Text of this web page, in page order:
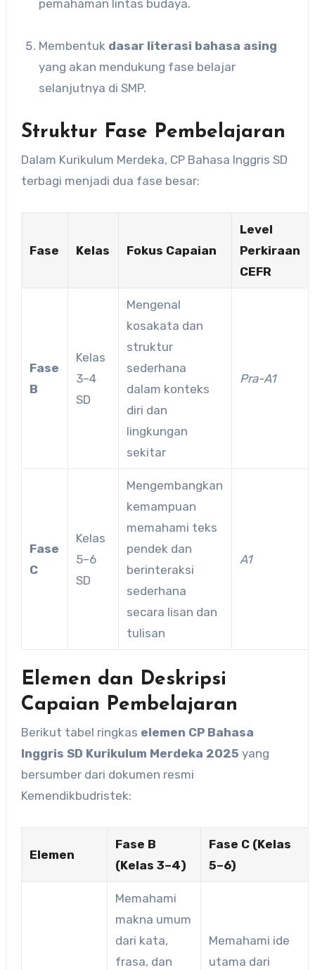
pemahaman lintas budaya.
Membentuk dasar literasi bahasa asing
yang akan mendukung fase belajar
selanjutnya di SMP.
Struktur Fase Pembelajaran
Dalam Kurikulum Merdeka, CP Bahasa Inggris SD
terbagi menjadi dua fase besar:
Fase Kelas Fokus Capaian
Level
Perkiraan
CEFR
Fase
B
Kelas
3–4
SD
Mengenal
kosakata dan
struktur
sederhana
dalam konteks
diri dan
lingkungan
sekitar
Pra-A1
Fase
C
Kelas
5–6
SD
Mengembangkan
kemampuan
memahami teks
pendek dan
berinteraksi
sederhana
secara lisan dan
tulisan
A1
Elemen dan Deskripsi
Capaian Pembelajaran
Berikut tabel ringkas elemen CP Bahasa
Inggris SD Kurikulum Merdeka 2025 yang
bersumber dari dokumen resmi
Kemendikbudristek:
Elemen
Fase B
(Kelas 3–4)
Fase C (Kelas
5–6)
Memahami
makna umum
dari kata,
frasa, dan
Memahami ide
utama dari